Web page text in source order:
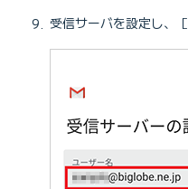
受信サーバを設定し、［